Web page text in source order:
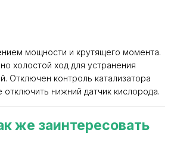
мощности и крутящего момента.
холостой ход для устранения
Отключен контроль катализатора
нижний датчик кислорода.
же заинтересовать